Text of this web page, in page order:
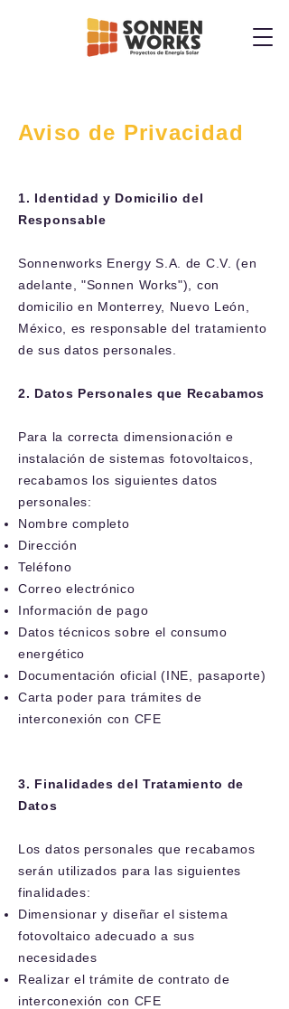
Aviso de Privacidad
1. Identidad y Domicilio del
Responsable
Sonnenworks Energy S.A. de C.V. (en
adelante, "Sonnen Works"), con
domicilio en Monterrey, Nuevo León,
México, es responsable del tratamiento
de sus datos personales.
2. Datos Personales que Recabamos
Para la correcta dimensionación e
instalación de sistemas fotovoltaicos,
recabamos los siguientes datos
personales:
Nombre completo
Dirección
Teléfono
Correo electrónico
Información de pago
Datos técnicos sobre el consumo
energético
Documentación oficial (INE, pasaporte)
Carta poder para trámites de
interconexión con CFE
3. Finalidades del Tratamiento de
Datos
Los datos personales que recabamos
serán utilizados para las siguientes
finalidades:
Dimensionar y diseñar el sistema
fotovoltaico adecuado a sus
necesidades
Realizar el trámite de contrato de
interconexión con CFE